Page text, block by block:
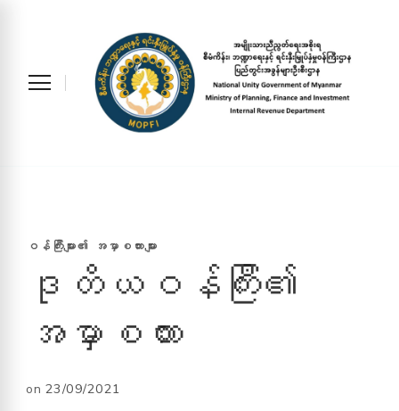
ဝန်ကြီးများ​၏ အမှာစကားများ
ဒုတိယဝန်ကြီး၏
အမှာစကား
on 23/09/2021